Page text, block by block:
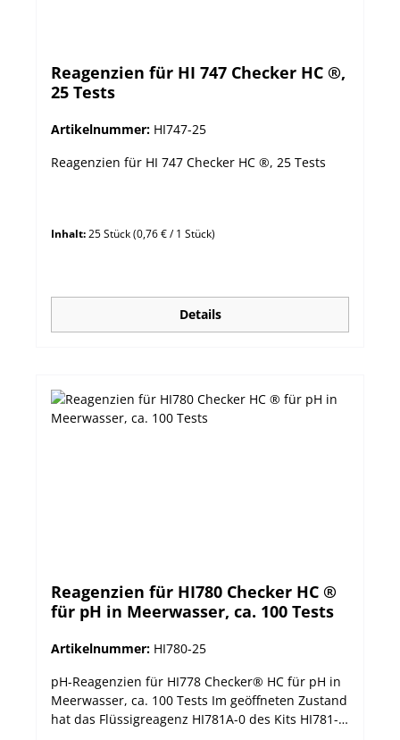
Reagenzien für HI 747 Checker HC ®,
25 Tests
Artikelnummer: HI747-25
Reagenzien für HI 747 Checker HC ®, 25 Tests
Inhalt:25 Stück(0,76 € / 1 Stück)
Details
Reagenzien für HI780 Checker HC ®
für pH in Meerwasser, ca. 100 Tests
Artikelnummer: HI780-25
pH-Reagenzien für HI778 Checker® HC für pH in
Meerwasser, ca. 100 Tests Im geöffneten Zustand
hat das Flüssigreagenz HI781A-0 des Kits HI781-